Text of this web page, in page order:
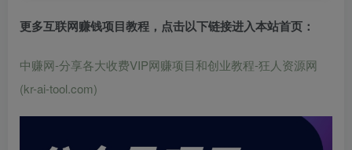
更多互联网赚钱项目教程，点击以下链接进入本站首页 ：
中赚网-分享各大收费VIP网赚项目和创业教程-狂人资源网
(kr-ai-tool.com)